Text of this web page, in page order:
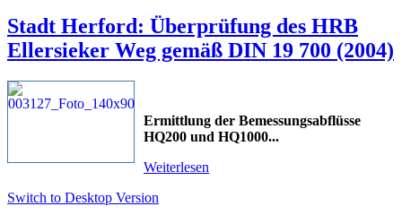
Stadt Herford: Überprüfung des HRB
Ellersieker Weg gemäß DIN 19 700 (2004)
Ermittlung der Bemessungsabflüsse
HQ200 und HQ1000...
Weiterlesen
Switch to Desktop Version